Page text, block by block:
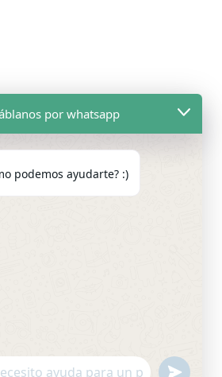
por whatsapp
podemos ayudarte? :)
undefined